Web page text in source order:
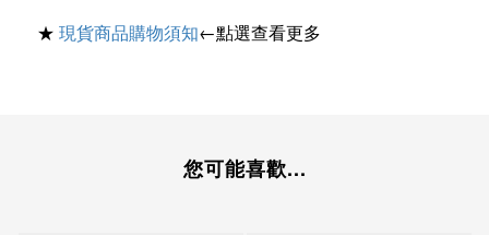
★ 現貨商品購物須知←點選查看更多
您可能喜歡...